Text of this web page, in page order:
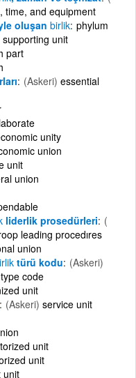
time, and equipment
oluşan birlik phylum
supporting unit
part
(Askeri) essential
unity
union
unit
union
liderlik prosedürleri (
leading procedıres
union
türü kodu (Askeri)
code
unit
(Askeri) service unit
unit
unit
unit